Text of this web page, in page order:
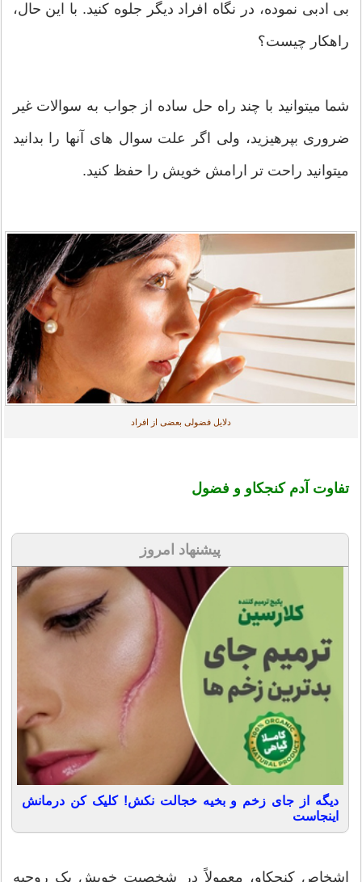
بی ادبی نموده، در نگاه افراد دیگر جلوه کنید. با این حال،
راهکار چیست؟
شما میتوانید با چند راه حل ساده از جواب به سوالات غیر
ضروری بپرهیزید، ولی اگر علت سوال های آنها را بدانید
میتوانید راحت تر ارامش خویش را حفظ کنید.
دلایل فضولی بعضی از افراد
تفاوت آدم کنجکاو و فضول
پیشنهاد امروز
دیگه از جای زخم و بخیه خجالت نکش! کلیک کن درمانش
اینجاست
اشخاص کنجکاو، معمولاً در شخصیت خویش یک روحیه